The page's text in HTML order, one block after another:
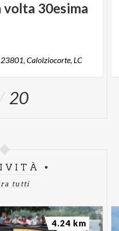
volta 30esima
23801,Calolziocorte, LC
20
tutti
4.24 km